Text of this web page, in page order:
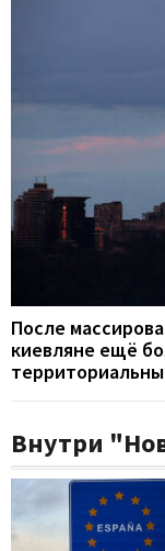
После
киевляне ещё
Внутри